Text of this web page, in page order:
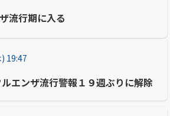
流行期に入る
19:47
エンザ流行警報１９週ぶりに解除